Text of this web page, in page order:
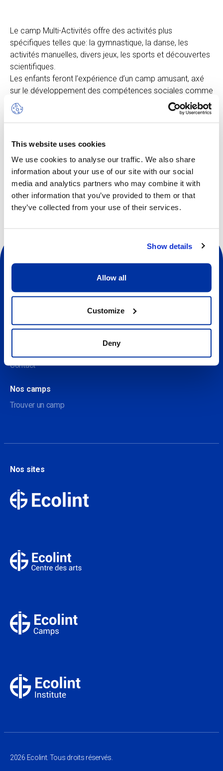
This website uses cookies
We use cookies to analyse our traffic. We also share
information about your use of our site with our social
media and analytics partners who may combine it with
other information that you’ve provided to them or that
they’ve collected from your use of their services.
Show details
Allow all
Customize
Deny
ENFR
Le camp Multi-Activités offre des activités plus
spécifiques telles que: la gymnastique, la danse, les
activités manuelles, divers jeux, les sports et découvertes
scientifiques.
Les enfants feront l’expérience d’un camp amusant, axé
sur le développement des compétences sociales comme
la communication, la coopération, la conscience de soi, la
confiance en soi, l’empathie et le respect.
Autres dates disponibles
À propos
Contact
Nos camps
Trouver un camp
Nos sites
2026 Ecolint. Tous droits réservés.